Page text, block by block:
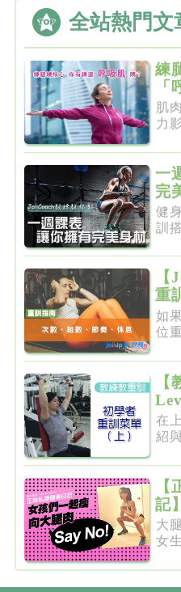
全站熱門文
練
肌
力
一
完
健
訓
重
數
如
位
增
在
紹
記
粗
大
女